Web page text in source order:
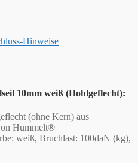
Hinweise
10mm weiß (Hohlgeflecht):
(ohne Kern) aus
Hummelt®
weiß, Bruchlast: 100daN (kg),